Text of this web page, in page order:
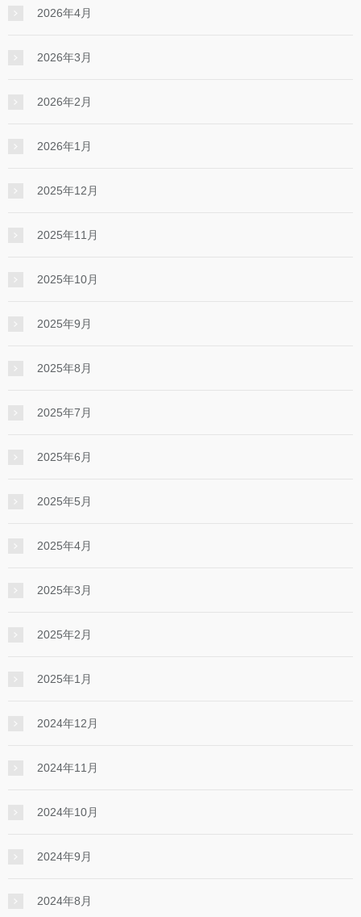
2026年4月
2026年3月
2026年2月
2026年1月
2025年12月
2025年11月
2025年10月
2025年9月
2025年8月
2025年7月
2025年6月
2025年5月
2025年4月
2025年3月
2025年2月
2025年1月
2024年12月
2024年11月
2024年10月
2024年9月
2024年8月